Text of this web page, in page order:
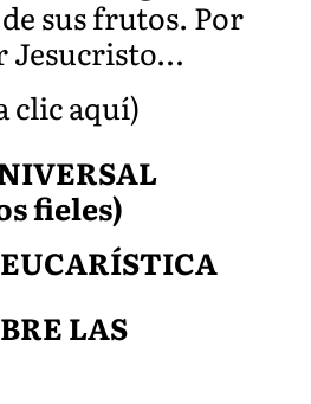
sus frutos. Por
Jesucristo…
clic aquí)
fieles)
LAS